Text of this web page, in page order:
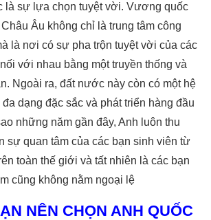
là sự lựa chọn tuyệt vời. Vương quốc
Âu không chỉ là trung tâm công
là nơi có sự pha trộn tuyệt vời của các
với nhau bằng một truyền thống và
Ngoài ra, đất nước này còn có một hệ
dạng đặc sắc và phát triển hàng đầu
những năm gần đây, Anh luôn thu
sự quan tâm của các bạn sinh viên từ
toàn thế giới và tất nhiên là các bạn
cũng không nằm ngoại lệ
NÊN CHỌN ANH QUỐC